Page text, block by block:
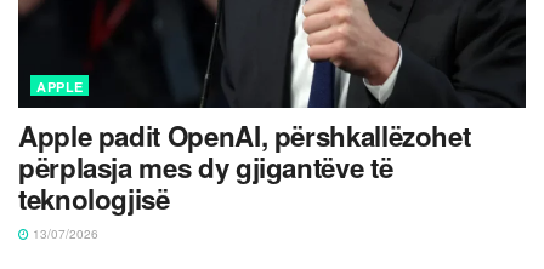
APPLE
Apple padit OpenAI, përshkallëzohet
përplasja mes dy gjigantëve të
teknologjisë
13/07/2026